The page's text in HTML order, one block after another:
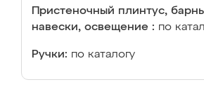
Пристеночный плинтус,
навески, освещение : по
Ручки: по каталогу